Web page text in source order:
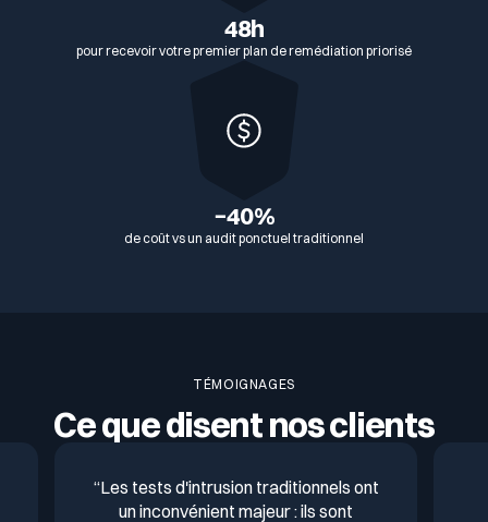
48h
pour recevoir votre premier plan de remédiation priorisé
−40%
de coût vs un audit ponctuel traditionnel
TÉMOIGNAGES
Ce que disent nos clients
“Les tests d'intrusion traditionnels ont
un inconvénient majeur : ils sont